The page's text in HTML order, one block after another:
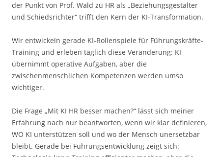
der Punkt von Prof. Wald zu HR als „Beziehungsgestalter
und Schiedsrichter“ trifft den Kern der KI-Transformation.
Wir entwickeln gerade KI-Rollenspiele für Führungskräfte-
Training und erleben täglich diese Veränderung: KI
übernimmt operative Aufgaben, aber die
zwischenmenschlichen Kompetenzen werden umso
wichtiger.
Die Frage „Mit KI HR besser machen?“ lässt sich meiner
Erfahrung nach nur beantworten, wenn wir klar definieren,
WO KI unterstützen soll und wo der Mensch unersetzbar
bleibt. Gerade bei Führungsentwicklung zeigt sich: